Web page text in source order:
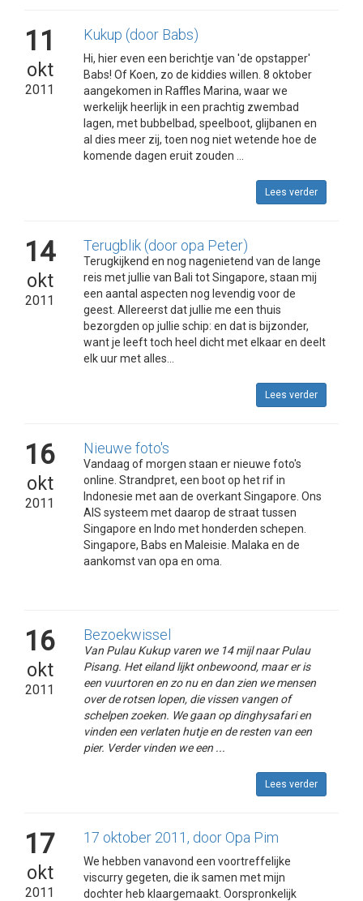
11
okt
2011
Kukup (door Babs)
Hi, hier even een berichtje van 'de opstapper'
Babs! Of Koen, zo de kiddies willen. 8 oktober
aangekomen in Raffles Marina, waar we
werkelijk heerlijk in een prachtig zwembad
lagen, met bubbelbad, speelboot, glijbanen en
al dies meer zij, toen nog niet wetende hoe de
komende dagen eruit zouden ...
Lees verder
14
okt
2011
Terugblik (door opa Peter)
Terugkijkend en nog nagenietend van de lange
reis met jullie van Bali tot Singapore, staan mij
een aantal aspecten nog levendig voor de
geest. Allereerst dat jullie me een thuis
bezorgden op jullie schip: en dat is bijzonder,
want je leeft toch heel dicht met elkaar en deelt
elk uur met alles...
Lees verder
16
okt
2011
Nieuwe foto's
Vandaag of morgen staan er nieuwe foto's
online. Strandpret, een boot op het rif in
Indonesie met aan de overkant Singapore. Ons
AIS systeem met daarop de straat tussen
Singapore en Indo met honderden schepen.
Singapore, Babs en Maleisie. Malaka en de
aankomst van opa en oma.
16
okt
2011
Bezoekwissel
Van Pulau Kukup varen we 14 mijl naar Pulau
Pisang. Het eiland lijkt onbewoond, maar er is
een vuurtoren en zo nu en dan zien we mensen
over de rotsen lopen, die vissen vangen of
schelpen zoeken. We gaan op dinghysafari en
vinden een verlaten hutje en de resten van een
pier. Verder vinden we een ...
Lees verder
17
okt
2011
17 oktober 2011, door Opa Pim
We hebben vanavond een voortreffelijke
viscurry gegeten, die ik samen met mijn
dochter heb klaargemaakt. Oorspronkelijk